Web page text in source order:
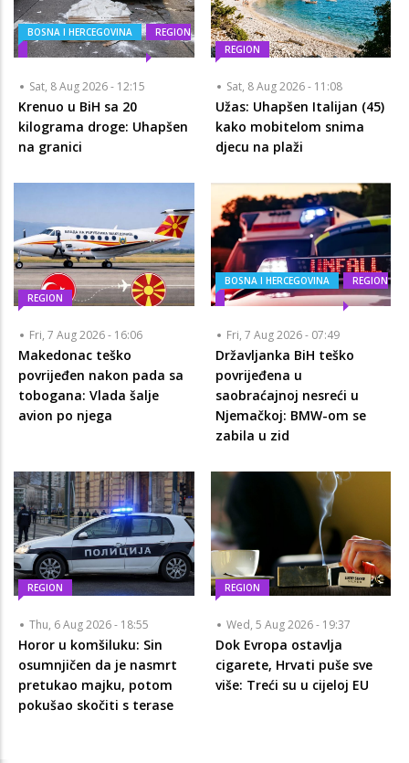
BOSNA I HERCEGOVINA REGION
Sat, 8 Aug 2026 - 12:15
Krenuo u BiH sa 20
kilograma droge: Uhapšen
na granici
REGION
Sat, 8 Aug 2026 - 11:08
Užas: Uhapšen Italijan (45)
kako mobitelom snima
djecu na plaži
REGION
Fri, 7 Aug 2026 - 16:06
Makedonac teško
povrijeđen nakon pada sa
tobogana: Vlada šalje
avion po njega
BOSNA I HERCEGOVINA REGION
Fri, 7 Aug 2026 - 07:49
Državljanka BiH teško
povrijeđena u
saobraćajnoj nesreći u
Njemačkoj: BMW-om se
zabila u zid
REGION
Thu, 6 Aug 2026 - 18:55
Horor u komšiluku: Sin
osumnjičen da je nasmrt
pretukao majku, potom
pokušao skočiti s terase
REGION
Wed, 5 Aug 2026 - 19:37
Dok Evropa ostavlja
cigarete, Hrvati puše sve
više: Treći su u cijeloj EU